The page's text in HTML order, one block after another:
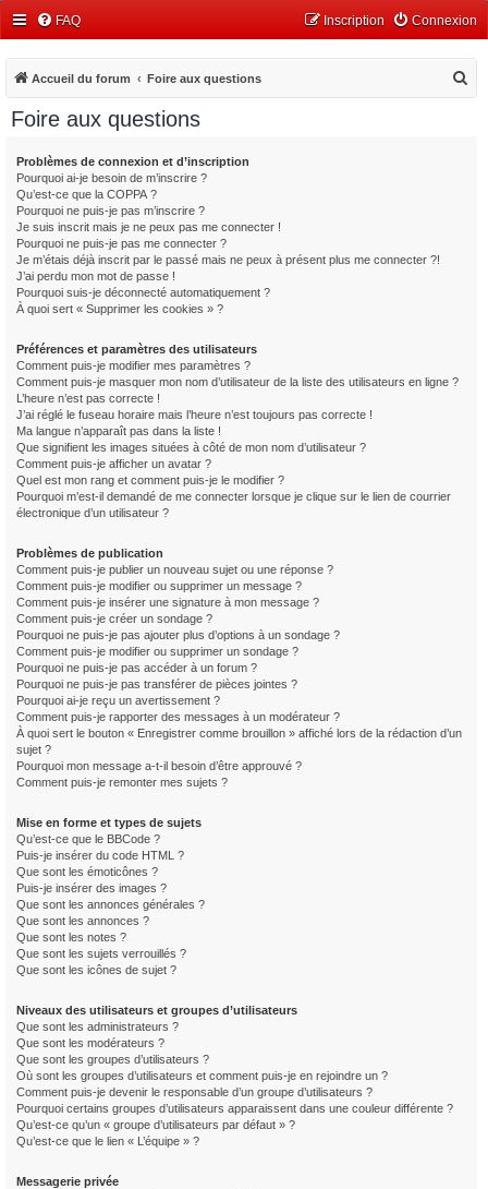
FAQ Connexion
Inscription
Accueil du forum Foire aux questions
Foire aux questions
Problèmes de connexion et d’inscription
Pourquoi ai-je besoin de m’inscrire ?
Qu’est-ce que la COPPA ?
Pourquoi ne puis-je pas m’inscrire ?
Je suis inscrit mais je ne peux pas me connecter !
Pourquoi ne puis-je pas me connecter ?
Je m’étais déjà inscrit par le passé mais ne peux à présent plus me connecter ?!
J’ai perdu mon mot de passe !
Pourquoi suis-je déconnecté automatiquement ?
À quoi sert « Supprimer les cookies » ?
Préférences et paramètres des utilisateurs
Comment puis-je modifier mes paramètres ?
Comment puis-je masquer mon nom d’utilisateur de la liste des utilisateurs en ligne ?
L’heure n’est pas correcte !
J’ai réglé le fuseau horaire mais l’heure n’est toujours pas correcte !
Ma langue n’apparaît pas dans la liste !
Que signifient les images situées à côté de mon nom d’utilisateur ?
Comment puis-je afficher un avatar ?
Quel est mon rang et comment puis-je le modifier ?
Pourquoi m’est-il demandé de me connecter lorsque je clique sur le lien de courrier
électronique d’un utilisateur ?
Problèmes de publication
Comment puis-je publier un nouveau sujet ou une réponse ?
Comment puis-je modifier ou supprimer un message ?
Comment puis-je insérer une signature à mon message ?
Comment puis-je créer un sondage ?
Pourquoi ne puis-je pas ajouter plus d’options à un sondage ?
Comment puis-je modifier ou supprimer un sondage ?
Pourquoi ne puis-je pas accéder à un forum ?
Pourquoi ne puis-je pas transférer de pièces jointes ?
Pourquoi ai-je reçu un avertissement ?
Comment puis-je rapporter des messages à un modérateur ?
À quoi sert le bouton « Enregistrer comme brouillon » affiché lors de la rédaction d’un
sujet ?
Pourquoi mon message a-t-il besoin d’être approuvé ?
Comment puis-je remonter mes sujets ?
Mise en forme et types de sujets
Qu’est-ce que le BBCode ?
Puis-je insérer du code HTML ?
Que sont les émoticônes ?
Puis-je insérer des images ?
Que sont les annonces générales ?
Que sont les annonces ?
Que sont les notes ?
Que sont les sujets verrouillés ?
Que sont les icônes de sujet ?
Niveaux des utilisateurs et groupes d’utilisateurs
Que sont les administrateurs ?
Que sont les modérateurs ?
Que sont les groupes d’utilisateurs ?
Où sont les groupes d’utilisateurs et comment puis-je en rejoindre un ?
Comment puis-je devenir le responsable d’un groupe d’utilisateurs ?
Pourquoi certains groupes d’utilisateurs apparaissent dans une couleur différente ?
Qu’est-ce qu’un « groupe d’utilisateurs par défaut » ?
Qu’est-ce que le lien « L’équipe » ?
Messagerie privée